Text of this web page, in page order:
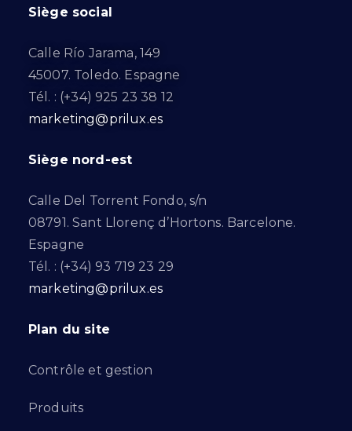
Siège social
Calle Río Jarama, 149
45007. Toledo. Espagne
Tél. : (+34) 925 23 38 12
marketing@prilux.es
Siège nord-est
Calle Del Torrent Fondo, s/n
08791. Sant Llorenç d’Hortons. Barcelone.
Espagne
Tél. : (+34) 93 719 23 29
marketing@prilux.es
Plan du site
Contrôle et gestion
Produits